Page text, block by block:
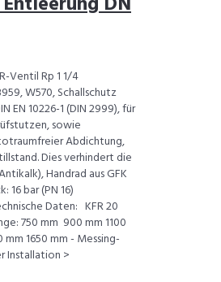
Ventil Rp 1 1/4
W570, Schallschutz
EN 10226-1 (DIN 2999), für
sowie
Abdichtung,
Dies verhindert die
Handrad aus GFK
bar (PN 16)
Daten: KFR 20
750 mm 900 mm 1100
1650 mm - Messing-
Installation >